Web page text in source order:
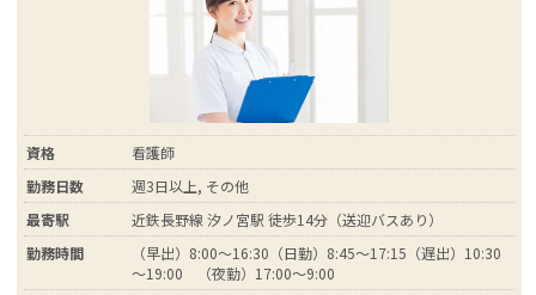
資格
看護師
勤務日数
週3日以上, その他
最寄駅
近鉄長野線 汐ノ宮駅 徒歩14分（送迎バスあり）
勤務時間
（早出）8:00～16:30（日勤）8:45～17:15（遅出）10:30
～19:00 （夜勤）17:00～9:00